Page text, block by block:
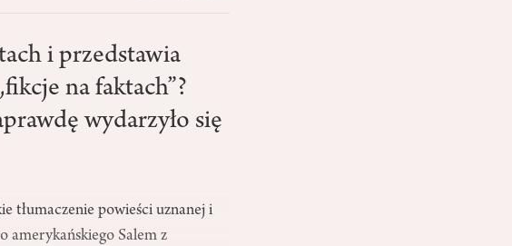
i przedstawia
na faktach”?
wydarzyło się
tłumaczenie powieści uznanej i
amerykańskiego Salem z